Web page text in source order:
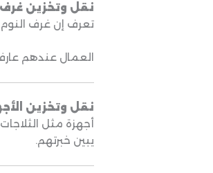
نقل وتخزين غرف
تعرف إن غرف
العمال عندهم
نقل وتخزين
أجهزة مثل
يبين خبرتهم.